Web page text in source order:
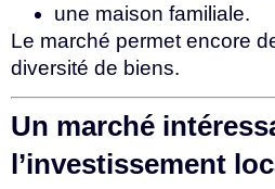
une maison familiale.
Le marché permet encore
diversité de biens.
Un marché
l’investissement